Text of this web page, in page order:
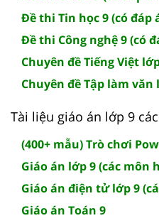
Đề thi Tin học 9 (có đáp
Đề thi Công nghệ 9 (có
Chuyên đề Tiếng Việt
Chuyên đề Tập làm văn
Tài liệu giáo án lớp 9
(400+ mẫu) Trò chơi
Giáo án lớp 9 (các môn
Giáo án điện tử lớp 9
Giáo án Toán 9